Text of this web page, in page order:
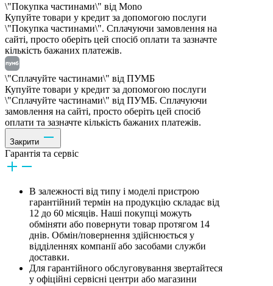
\"Покупка частинами\" від Mono
Купуйте товари у кредит за допомогою послуги
\"Покупка частинами\". Сплачуючи замовлення на
сайті, просто оберіть цей спосіб оплати та зазначте
кількість бажаних платежів.
\"Сплачуйте частинами\" від ПУМБ
Купуйте товари у кредит за допомогою послуги
\"Сплачуйте частинами\" від ПУМБ. Сплачуючи
замовлення на сайті, просто оберіть цей спосіб
оплати та зазначте кількість бажаних платежів.
Закрити
Гарантія та сервіс
В залежності від типу і моделі пристрою
гарантійний термін на продукцію складає від
12 до 60 місяців. Наші покупці можуть
обміняти або повернути товар протягом 14
днів. Обмін/повернення здійснюється у
відділеннях компанії або засобами служби
доставки.
Для гарантійного обслуговування звертайтеся
у офіційні сервісні центри або магазини